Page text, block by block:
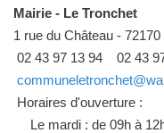
Mairie - Le Tronchet
1 rue du Château -
02 43 97 13 94
02 43
Horaires d'ouverture :
Le mardi : de 09h à